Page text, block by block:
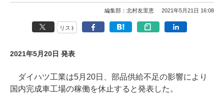
編集部：北村友里恵 2021年5月21日 16:08
リスト
2021年5月20日 発表
ダイハツ工業は5月20日、部品供給不足の影響により
国内完成車工場の稼働を休止すると発表した。